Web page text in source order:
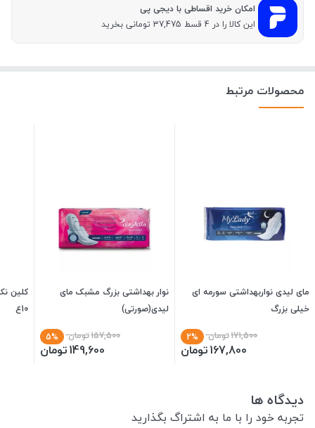
امکان خرید اقساطی با دیجی پی
این کالا را در 4 قسط 37,475 تومانی بخرید
محصولات مرتبط
مای لیدی نواربهداشتی سورمه ای
خیلی بزرگ
171,500تومان 2%
167,800تومان
نوار بهداشتی بزرگ مشبک مای
لیدی(صورتی)
157,500تومان 5%
149,600تومان
کلین
10ع
دیدگاه ها
تجربه خود را با ما به اشتراگ بگذارید